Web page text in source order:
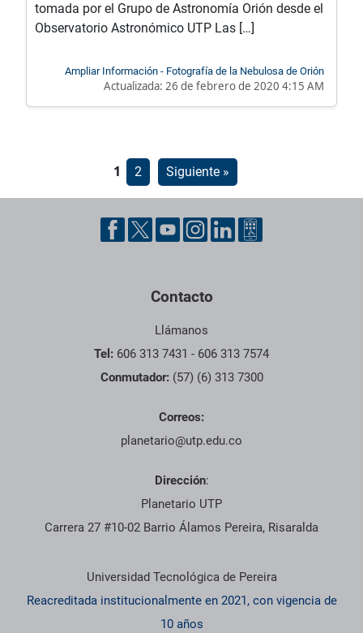
tomada por el Grupo de Astronomía Orión desde el
Observatorio Astronómico UTP Las […]
Ampliar Información - Fotografía de la Nebulosa de Orión
Actualizada: 26 de febrero de 2020 4:15 AM
Paginación
de
entradas
1 2 Siguiente »
Pie de página con información de contacto, redes sociales y
Contacto
Llámanos
Tel: 606 313 7431 - 606 313 7574
Conmutador:(57) (6) 313 7300
Correos:
planetario@utp.edu.co
Dirección:
Planetario UTP
Carrera 27 #10-02 Barrio Álamos Pereira, Risaralda
Información institucional
Universidad Tecnológica de Pereira
Reacreditada institucionalmente en 2021, con vigencia de
10 años